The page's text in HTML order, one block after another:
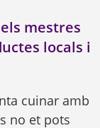
mestres
locals i
cuinar amb
no et pots